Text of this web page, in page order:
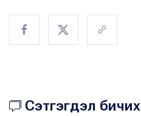
Сэтгэгдэл бичих